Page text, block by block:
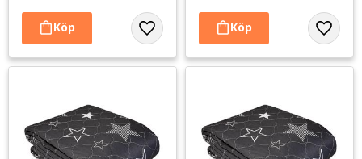
Lägg till i favoriter Lägg